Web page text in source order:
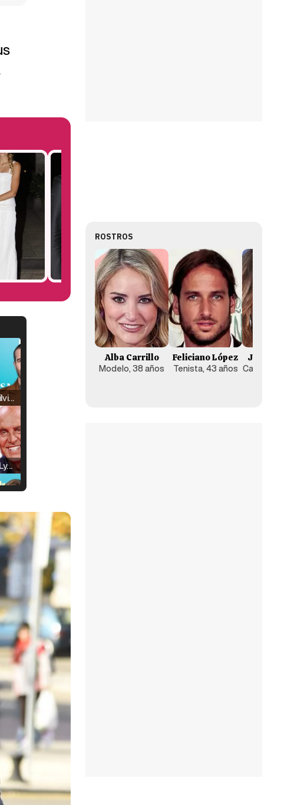
Raúl Rodríguez y Silvia Taulés nos cuentan su papel en 'La familia de la tele'
Kiko Matamoros y Lydia Lozano: "Nuestro público es de todas las edades y RTVE tiene un público muy pegado a las novelas, al que tenemos que captar"
Carlota Corredera y Javier de Hoyos: "La tele tiene que representar al público también y aquí están todos los perfiles posibles&quo;
Así se tomó Felipe VI que la Infanta Sofía no quisiera recibir formación militar
Belén Esteban: "Estoy emocionada, muy contenta y muy feliz por llegar a RTVE"
Manu Baqueiro: "Tuve como referente a Bruce Willis en 'Luz de Luna' para mi trabajo en la serie 'Perdiendo el juicio'"
ROSTROS
Alba Carrillo
Modelo, 38 años
Feliciano López
Tenista, 43 años